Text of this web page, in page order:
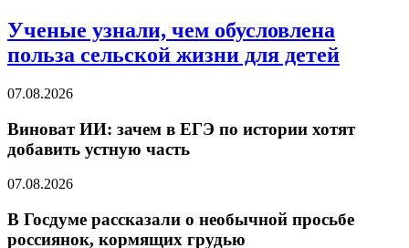
Ученые узнали, чем обусловлена
польза сельской жизни для детей
07.08.2026
Виноват ИИ: зачем в ЕГЭ по истории хотят
добавить устную часть
07.08.2026
В Госдуме рассказали о необычной просьбе
россиянок, кормящих грудью